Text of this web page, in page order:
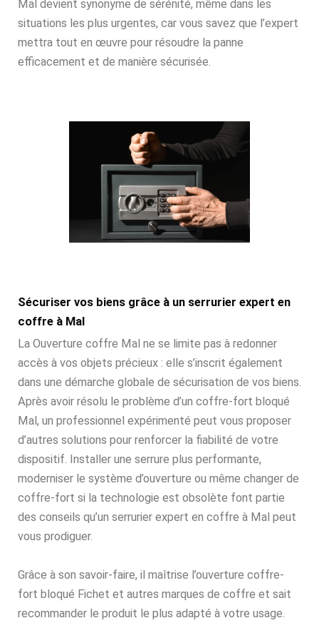
Mal devient synonyme de sérénité, même dans les
situations les plus urgentes, car vous savez que l’expert
mettra tout en œuvre pour résoudre la panne
efficacement et de manière sécurisée.
Sécuriser vos biens grâce à un serrurier expert en
coffre à Mal
La Ouverture coffre Mal ne se limite pas à redonner
accès à vos objets précieux : elle s’inscrit également
dans une démarche globale de sécurisation de vos biens.
Après avoir résolu le problème d’un coffre-fort bloqué
Mal, un professionnel expérimenté peut vous proposer
d’autres solutions pour renforcer la fiabilité de votre
dispositif. Installer une serrure plus performante,
moderniser le système d’ouverture ou même changer de
coffre-fort si la technologie est obsolète font partie
des conseils qu’un serrurier expert en coffre à Mal peut
vous prodiguer.
Grâce à son savoir-faire, il maîtrise l’ouverture coffre-
fort bloqué Fichet et autres marques de coffre et sait
recommander le produit le plus adapté à votre usage.